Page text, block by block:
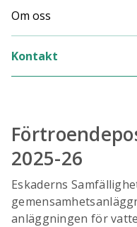
Om oss
Kontakt
2025-26
Eskaderns
anläggningen för